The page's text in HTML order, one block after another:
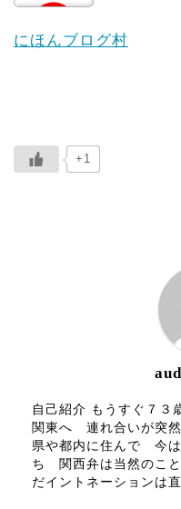
にほんブログ村
+1
自己紹介 もうすぐ７
関東へ 連れ合いが突
県や都内に住んで 今
ち 関西弁は当然のこ
だイントネーションは